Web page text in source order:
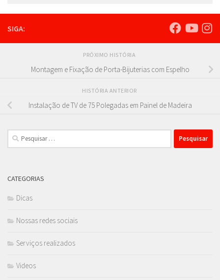
SIGA:
PRÓXIMO HISTÓRIA
Montagem e Fixação de Porta-Bijuterias com Espelho
HISTÓRIA ANTERIOR
Instalação de TV de 75 Polegadas em Painel de Madeira
Pesquisar
por:
CATEGORIAS
Dicas
Nossas redes sociais
Serviços realizados
Videos